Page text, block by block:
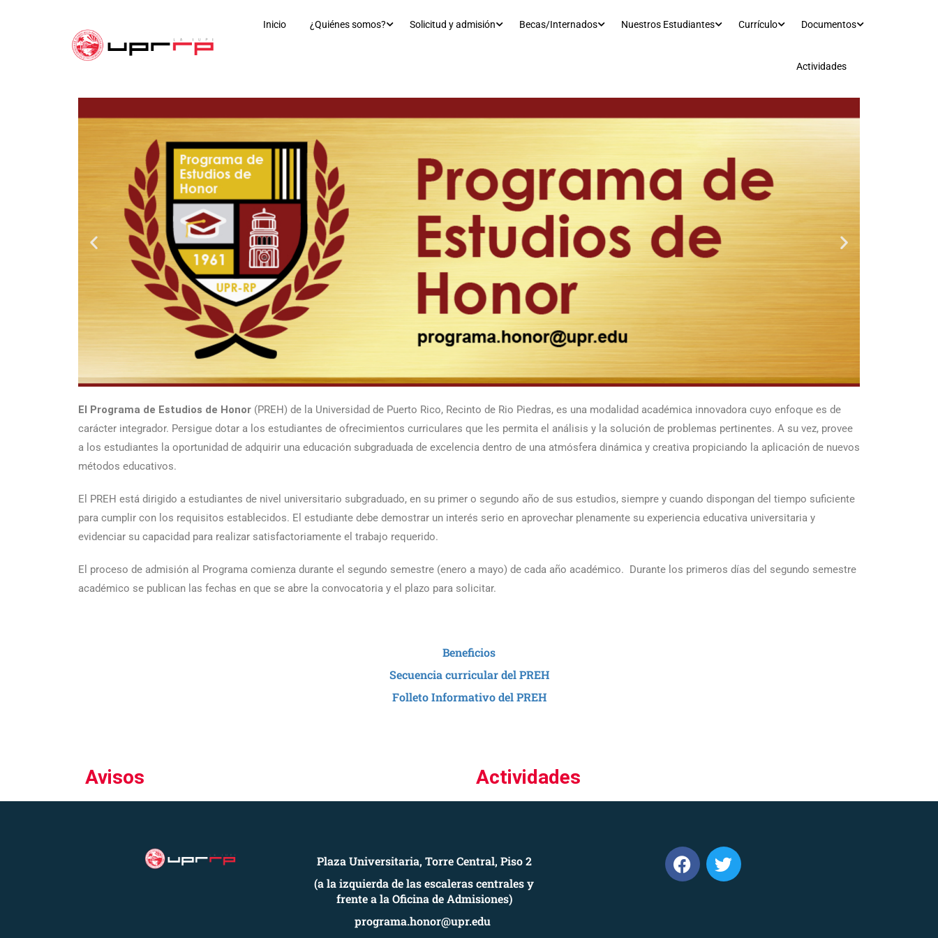
Inicio ¿Quiénes somos? Solicitud y admisión Becas/Internados Nuestros Estudiantes Currículo Documentos
Actividades
El Programa de Estudios de Honor (PREH) de la Universidad de Puerto Rico, Recinto de Rio Piedras, es una modalidad académica innovadora cuyo enfoque es de
carácter integrador. Persigue dotar a los estudiantes de ofrecimientos curriculares que les permita el análisis y la solución de problemas pertinentes. A su vez, provee
a los estudiantes la oportunidad de adquirir una educación subgraduada de excelencia dentro de una atmósfera dinámica y creativa propiciando la aplicación de nuevos
métodos educativos.
El PREH está dirigido a estudiantes de nivel universitario subgraduado, en su primer o segundo año de sus estudios, siempre y cuando dispongan del tiempo suficiente
para cumplir con los requisitos establecidos. El estudiante debe demostrar un interés serio en aprovechar plenamente su experiencia educativa universitaria y
evidenciar su capacidad para realizar satisfactoriamente el trabajo requerido.
El proceso de admisión al Programa comienza durante el segundo semestre (enero a mayo) de cada año académico. Durante los primeros días del segundo semestre
académico se publican las fechas en que se abre la convocatoria y el plazo para solicitar.
Beneficios
Secuencia curricular del PREH
Folleto Informativo del PREH
Avisos Actividades
Plaza Universitaria, Torre Central, Piso 2
(a la izquierda de las escaleras centrales y
frente a la Oficina de Admisiones)
programa.honor@upr.edu